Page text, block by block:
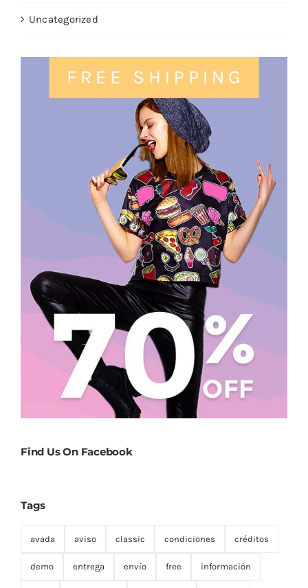
Uncategorized
Find Us On Facebook
Tags
avada aviso classic condiciones créditos
demo entrega envío free información